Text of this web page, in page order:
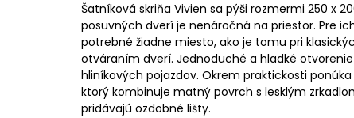
Šatníková skriňa Vivien sa pýši rozmermi 250 x
posuvných dverí je nenáročná na priestor. Pre
potrebné žiadne miesto, ako je tomu pri
otváraním dverí. Jednoduché a hladké
hliníkových pojazdov. Okrem praktickosti
ktorý kombinuje matný povrch s lesklým
pridávajú ozdobné lišty.